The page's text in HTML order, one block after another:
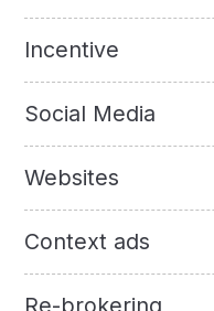
Incentive
Social Media
Websites
Context ads
Re-brokering